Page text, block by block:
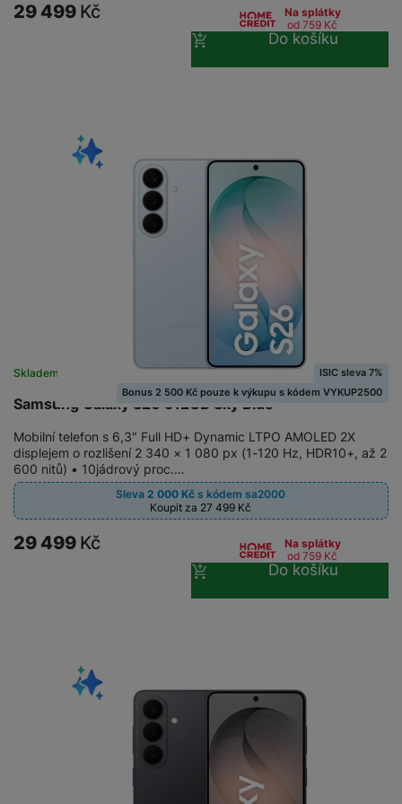
29 499 Kč
Na splátky
od 759 Kč
Do košíku
Samsung Galaxy S26 512GB Sky Blue
Skladem
ISIC sleva 7%
Bonus 2 500 Kč pouze k výkupu s kódem VYKUP2500
Mobilní telefon s 6,3" Full HD+ Dynamic LTPO AMOLED 2X
displejem o rozlišení 2 340 × 1 080 px (1-120 Hz, HDR10+, až 2
600 nitů) • 10jádrový proc.…
Sleva2 000Kč s kódemsa2000
Koupit za 27 499 Kč
29 499 Kč
Na splátky
od 759 Kč
Do košíku